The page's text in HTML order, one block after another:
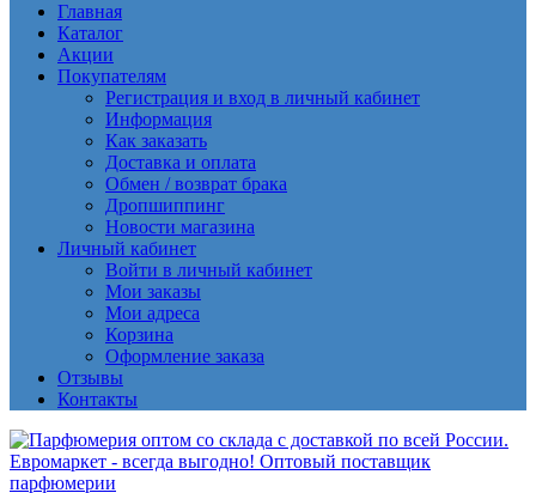
Главная
Каталог
Акции
Покупателям
Регистрация и вход в личный кабинет
Информация
Как заказать
Доставка и оплата
Обмен / возврат брака
Дропшиппинг
Новости магазина
Личный кабинет
Войти в личный кабинет
Мои заказы
Мои адреса
Корзина
Оформление заказа
Отзывы
Контакты